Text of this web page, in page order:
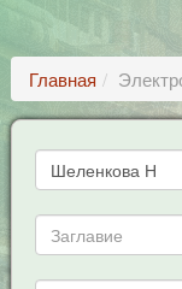
Главная